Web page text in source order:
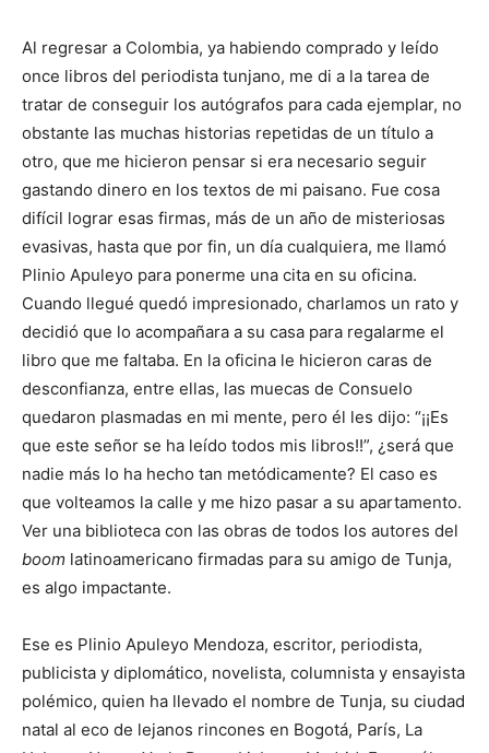
Al regresar a Colombia, ya habiendo comprado y leído
once libros del periodista tunjano, me di a la tarea de
tratar de conseguir los autógrafos para cada ejemplar, no
obstante las muchas historias repetidas de un título a
otro, que me hicieron pensar si era necesario seguir
gastando dinero en los textos de mi paisano. Fue cosa
difícil lograr esas firmas, más de un año de misteriosas
evasivas, hasta que por fin, un día cualquiera, me llamó
Plinio Apuleyo para ponerme una cita en su oficina.
Cuando llegué quedó impresionado, charlamos un rato y
decidió que lo acompañara a su casa para regalarme el
libro que me faltaba. En la oficina le hicieron caras de
desconfianza, entre ellas, las muecas de Consuelo
quedaron plasmadas en mi mente, pero él les dijo: “¡¡Es
que este señor se ha leído todos mis libros!!”, ¿será que
nadie más lo ha hecho tan metódicamente? El caso es
que volteamos la calle y me hizo pasar a su apartamento.
Ver una biblioteca con las obras de todos los autores del
boom latinoamericano firmadas para su amigo de Tunja,
es algo impactante.
Ese es Plinio Apuleyo Mendoza, escritor, periodista,
publicista y diplomático, novelista, columnista y ensayista
polémico, quien ha llevado el nombre de Tunja, su ciudad
natal al eco de lejanos rincones en Bogotá, París, La